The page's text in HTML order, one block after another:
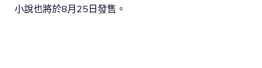
小說也將於8月25日發售。